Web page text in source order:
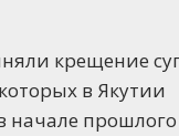
крещение
в Якутии
начале прошлого